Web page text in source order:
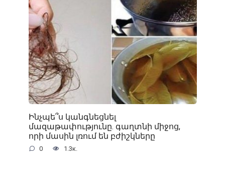
Ինչպե՞ս կանգնեցնել
մազաթափությունը. գաղտնի միջոց,
որի մասին լռում են բժիշկները
0 1.3к.